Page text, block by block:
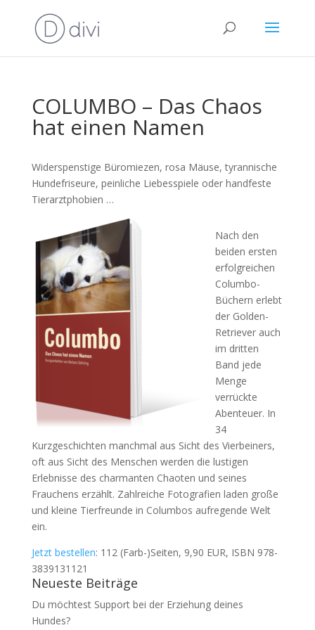
COLUMBO – Das Chaos
hat einen Namen
Widerspenstige Büromiezen, rosa Mäuse, tyrannische
Hundefriseure, peinliche Liebesspiele oder handfeste
Tierarztphobien …
Nach den
beiden ersten
erfolgreichen
Columbo-
Büchern erlebt
der Golden-
Retriever auch
im dritten
Band jede
Menge
verrückte
Abenteuer. In
34
Kurzgeschichten manchmal aus Sicht des Vierbeiners,
oft aus Sicht des Menschen werden die lustigen
Erlebnisse des charmanten Chaoten und seines
Frauchens erzählt. Zahlreiche Fotografien laden große
und kleine Tierfreunde in Columbos aufregende Welt
ein.
Jetzt bestellen: 112 (Farb-)Seiten, 9,90 EUR, ISBN 978-
3839131121
Neueste Beiträge
Du möchtest Support bei der Erziehung deines
Hundes?